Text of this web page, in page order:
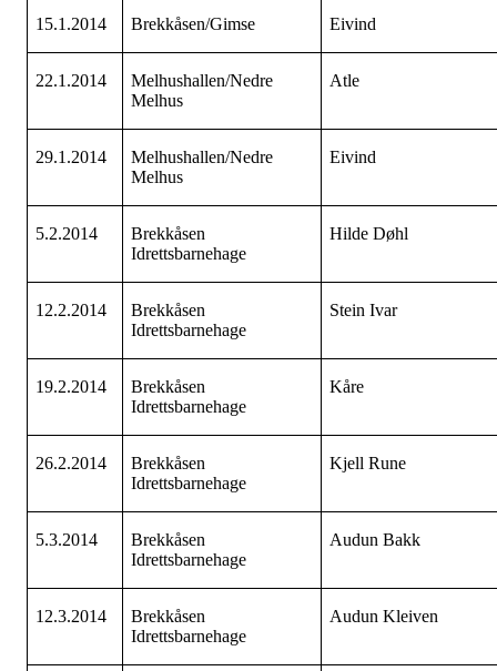
15.1.2014 Brekkåsen/Gimse Eivind
22.1.2014
Melhushallen/Nedre
Melhus
Atle
29.1.2014
Melhushallen/Nedre
Melhus
Eivind
5.2.2014
Brekkåsen
Idrettsbarnehage
Hilde Døhl
12.2.2014
Brekkåsen
Idrettsbarnehage
Stein Ivar
19.2.2014
Brekkåsen
Idrettsbarnehage
Kåre
26.2.2014
Brekkåsen
Idrettsbarnehage
Kjell Rune
5.3.2014
Brekkåsen
Idrettsbarnehage
Audun Bakk
12.3.2014
Brekkåsen
Idrettsbarnehage
Audun Kleiven